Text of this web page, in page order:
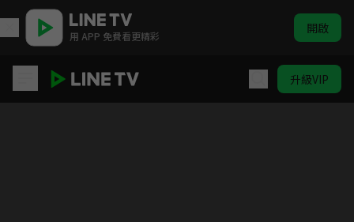
用 APP 免費看更精彩 開啟
升級VIP